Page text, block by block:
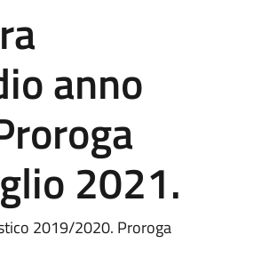
anno
2021.
2019/2020. Proroga